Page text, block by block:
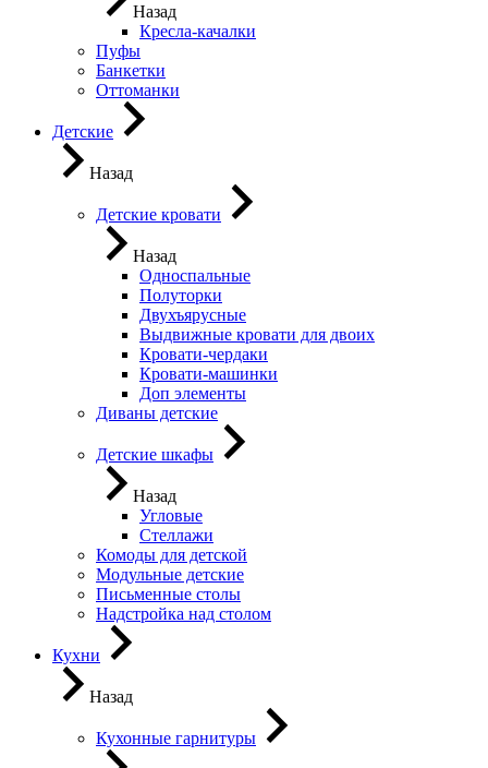
Назад
Кресла-качалки
Пуфы
Банкетки
Оттоманки
Детские
Назад
Детские кровати
Назад
Односпальные
Полуторки
Двухъярусные
Выдвижные кровати для двоих
Кровати-чердаки
Кровати-машинки
Доп элементы
Диваны детские
Детские шкафы
Назад
Угловые
Стеллажи
Комоды для детской
Модульные детские
Письменные столы
Надстройка над столом
Кухни
Назад
Кухонные гарнитуры